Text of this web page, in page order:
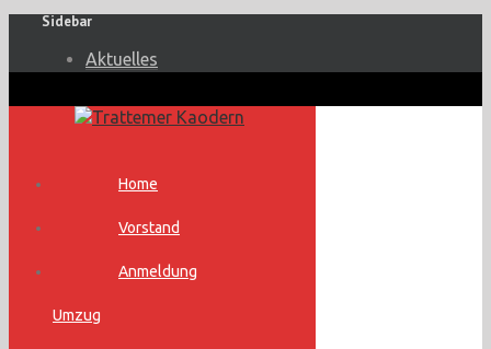
Sidebar
Aktuelles
Home
Vorstand
Anmeldung
Umzug